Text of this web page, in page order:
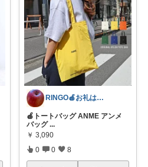
RINGO🍎お礼はプロフ🍎
🍎トートバッグ ANME アンメ
バッグ ...
￥ 3,090
0 0 8